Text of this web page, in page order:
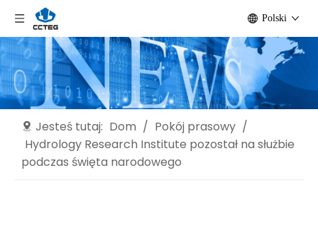
Polski
Jesteś tutaj: Dom / Pokój prasowy /
Hydrology Research Institute pozostał na służbie
podczas święta narodowego